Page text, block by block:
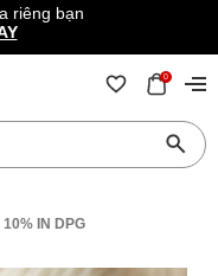
riêng bạn
0
10% IN DPG